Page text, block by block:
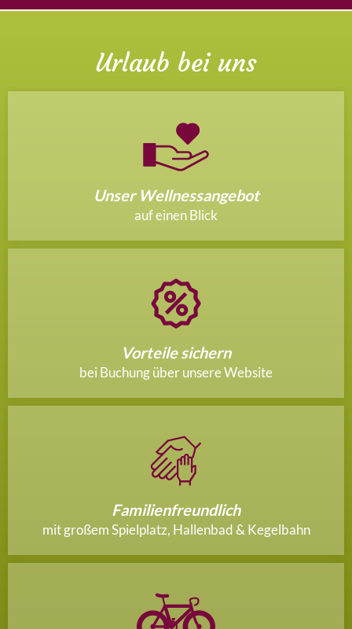
Urlaub bei uns
Unser Wellnessangebot
auf einen Blick
Vorteile sichern
bei Buchung über unsere Website
Familienfreundlich
mit großem Spielplatz, Hallenbad & Kegelbahn